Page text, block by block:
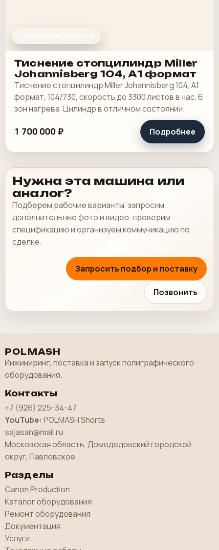
Тиснение стопцилиндр Miller
Johannisberg 104, А1 формат
Тиснение стопцилиндр Miller Johannisberg 104, А1
формат, 104/730, скорость до 3300 листов в час. 6
зон нагрева. Цилиндр в отличном состоянии.
1 700 000 ₽ Подробнее
Нужна эта машина или
аналог?
Подберем рабочие варианты, запросим
дополнительные фото и видео, проверим
спецификацию и организуем коммуникацию по
сделке.
Запросить подбор и поставку
Позвонить
POLMASH
Инжиниринг, поставка и запуск полиграфического
оборудования.
Контакты
+7 (926) 225-34-47
YouTube: POLMASH Shorts
sajasan@mail.ru
Московская область, Домодедовский городской
округ, Павловское
Разделы
Canon Production
Каталог оборудования
Ремонт оборудования
Документация
Услуги